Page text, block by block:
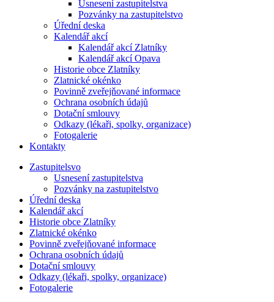
Usnesení zastupitelstva
Pozvánky na zastupitelstvo
Úřední deska
Kalendář akcí
Kalendář akcí Zlatníky
Kalendář akcí Opava
Historie obce Zlatníky
Zlatnické okénko
Povinně zveřejňované informace
Ochrana osobních údajů
Dotační smlouvy
Odkazy (lékaři, spolky, organizace)
Fotogalerie
Kontakty
Zastupitelsvo
Usnesení zastupitelstva
Pozvánky na zastupitelstvo
Úřední deska
Kalendář akcí
Historie obce Zlatníky
Zlatnické okénko
Povinně zveřejňované informace
Ochrana osobních údajů
Dotační smlouvy
Odkazy (lékaři, spolky, organizace)
Fotogalerie